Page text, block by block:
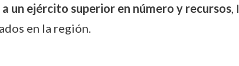
un ejército superior en número y recursos,
en la región.